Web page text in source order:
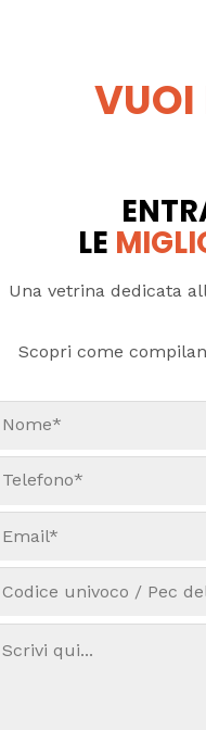
VUOI
LE
Una vetrina dedicata
Scopri come